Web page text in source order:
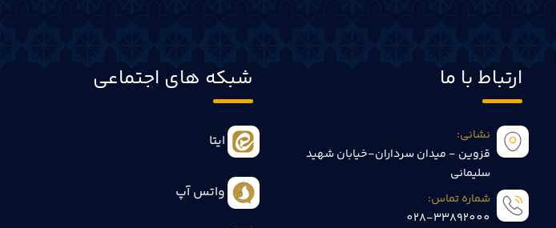
ارتباط با ما
نشانی:
قزوین - میدان سرداران-خیابان شهید
سلیمانی
شماره تماس:
028-33892000
شبکه های اجتماعی
ایتا
واتس آپ